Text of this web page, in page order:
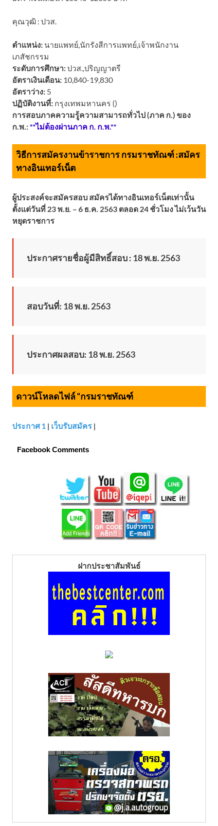
คุณวุฒิ : ปวส.
ตำแหน่ง: นายแพทย์,นักรังสีการแพทย์,เจ้าพนักงาน
เภสัชกรรม
ระดับการศึกษา:ปวส.,ปริญญาตรี
อัตราเงินเดือน: 10,840-19,830
อัตราว่าง: 5
ปฏิบัติงานที่: กรุงเทพมหานคร ()
การสอบภาคความรู้ความสามารถทั่วไป (ภาค ก.) ของ
ก.พ.:**ไม่ต้องผ่านภาค ก. ก.พ.**
วิธีการสมัครงานข้าราชการ กรมราชทัณฑ์ :สมัคร
ทางอินเทอร์เน็ต
ผู้ประสงค์จะสมัครสอบ สมัครได้ทางอินเทอร์เน็ตเท่านั้น
ตั้งแต่วันที่ 23 พ.ย. – 6 ธ.ค. 2563 ตลอด 24 ชั่วโมง ไม่เว้นวัน
หยุดราชการ
ประกาศรายชื่อผู้มีสิทธิ์สอบ : 18 พ.ย. 2563
สอบวันที่: 18 พ.ย. 2563
ประกาศผลสอบ: 18 พ.ย. 2563
ดาวน์โหลดไฟล์ “กรมราชทัณฑ์
ประกาศ 1 | เว็บรับสมัคร |
Facebook Comments
ฝากประชาสัมพันธ์